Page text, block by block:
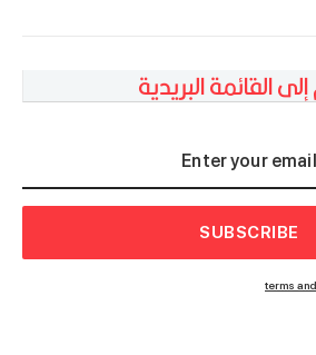
القائمة البريدية
SUBSCRIBE
terms